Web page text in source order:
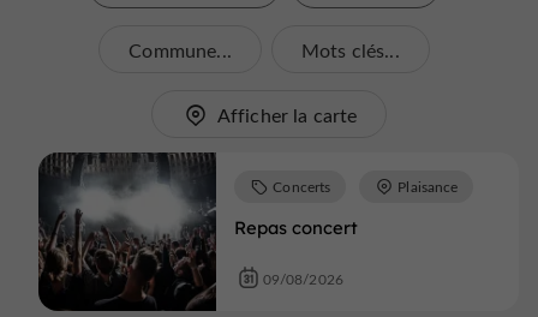
Commune... Mots clés...
Afficher la carte
Repas concert
Concerts Plaisance
09/08/2026